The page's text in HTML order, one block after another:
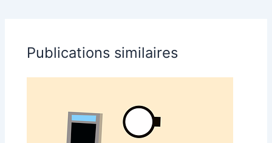
Publications similaires